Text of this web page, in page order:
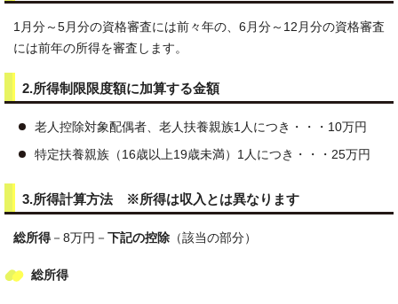
1月分～5月分の資格審査には前々年の、6月分～12月分の資格審査
には前年の所得を審査します。
2.所得制限限度額に加算する金額
老人控除対象配偶者、老人扶養親族1人につき・・・10万円
特定扶養親族（16歳以上19歳未満）1人につき・・・25万円
3.所得計算方法 ※所得は収入とは異なります
総所得 －8万円－ 下記の控除 （該当の部分）
総所得